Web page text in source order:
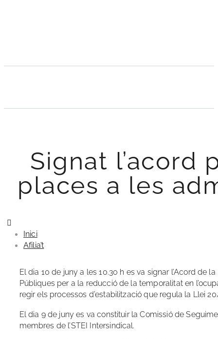
Signat l’acord
places a les
Inici
Afilia’t
El dia 10 de juny a les 10.30 h es va signar l’Acord de
Públiques per a la reducció de la temporalitat en
regir els processos d’estabilització que regula la Llei
El dia 9 de juny es va constituir la Comissió de
membres de l’STEI Intersindical.